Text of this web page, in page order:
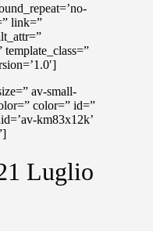
link=”
av-small-
color=” id=”
km83x12k’
Luglio